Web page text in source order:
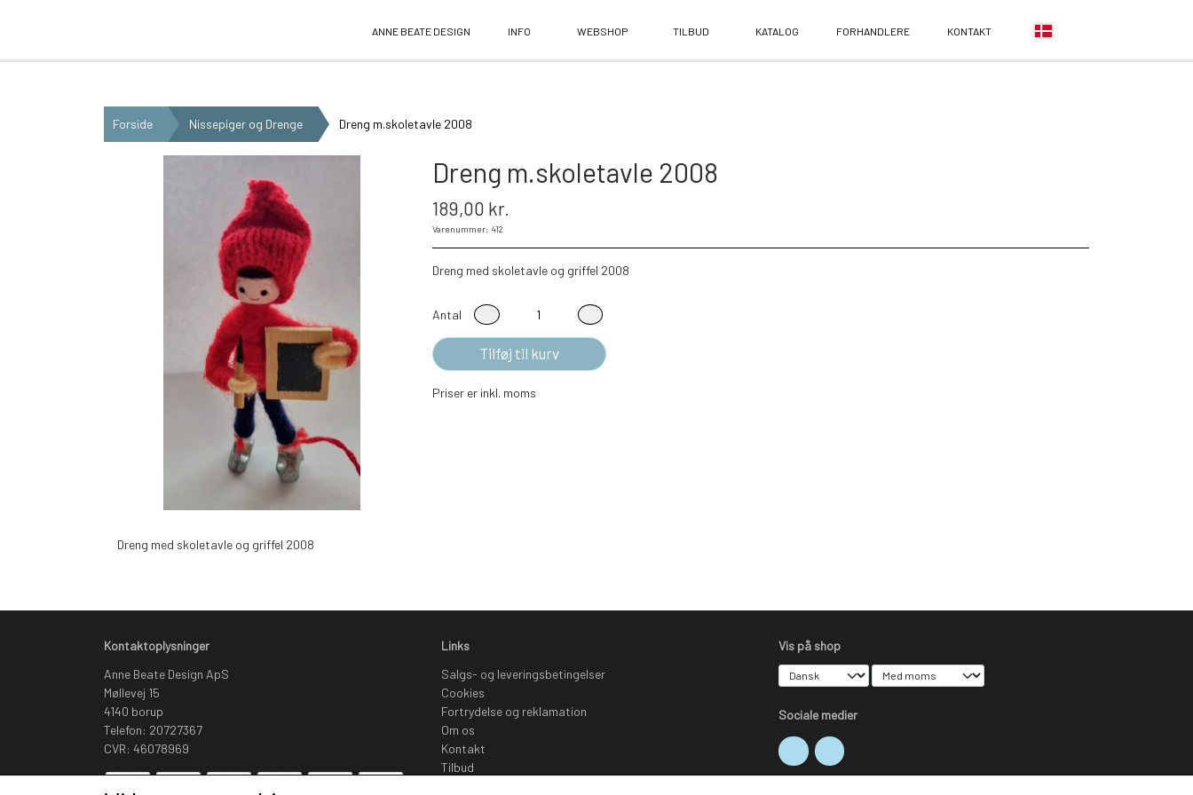
ANNE BEATE DESIGN INFO WEBSHOP TILBUD KATALOG FORHANDLERE KONTAKT
Forside Nissepiger og Drenge Dreng m.skoletavle 2008
Dreng m.skoletavle 2008
189,00 kr.
Varenummer: 412
Dreng med skoletavle og griffel 2008
Antal
Tilføj til kurv
Priser er inkl. moms
Dreng med skoletavle og griffel 2008
Kontaktoplysninger
Anne Beate Design ApS
Møllevej 15
4140 borup
Telefon: 20727367
CVR: 46078969
Links
Salgs- og leveringsbetingelser
Cookies
Fortrydelse og reklamation
Om os
Kontakt
Tilbud
Vis på shop
Sociale medier